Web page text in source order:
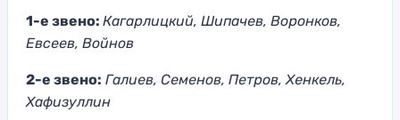
1-е звено: Кагарлицкий, Шипачев, Воронков,
Евсеев, Войнов
2-е звено: Галиев, Семенов, Петров, Хенкель,
Хафизуллин